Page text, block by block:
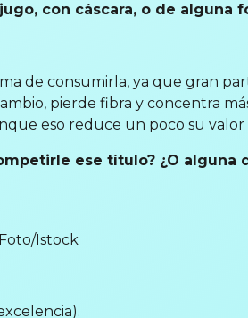
con cáscara, o de alguna
de consumirla, ya que gran
pierde fibra y concentra
eso reduce un poco su
ese título? ¿O alguna
Istock